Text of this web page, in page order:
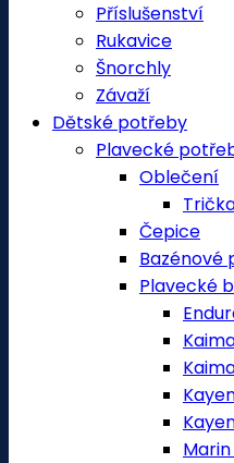
Příslušenství
Rukavice
Šnorchly
Závaží
Dětské potřeby
Plavecké
Oblečení
Čepice
Bazénové
Plavecké
Marin